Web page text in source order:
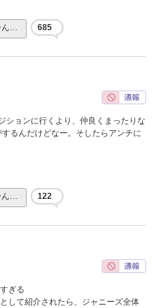
ん… 685
ションに行くより、仲良くまったりな
るんだけどなー。そしたらアンチに
ん… 122
ぎる
して紹介されたら、ジャニーズ全体